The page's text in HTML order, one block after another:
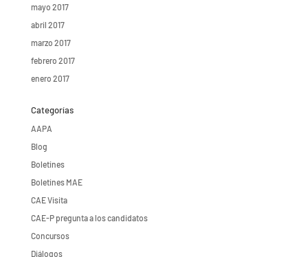
mayo 2017
abril 2017
marzo 2017
febrero 2017
enero 2017
Categorías
AAPA
Blog
Boletines
Boletines MAE
CAE Visita
CAE-P pregunta a los candidatos
Concursos
Diálogos